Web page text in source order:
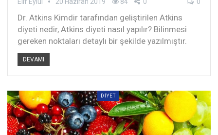
Dr. Atkins Kimdir tarafından geliştirilen Atkins
diyeti nedir, Atkins diyeti nasıl yapılır? Bilinmesi
gereken noktaları detaylı bir şekilde yazılmıştır.
DEVAMI
DIYET